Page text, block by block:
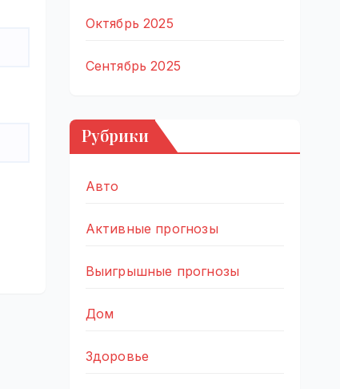
Октябрь 2025
Сентябрь 2025
Рубрики
Авто
Активные прогнозы
Выигрышные прогнозы
Дом
Здоровье